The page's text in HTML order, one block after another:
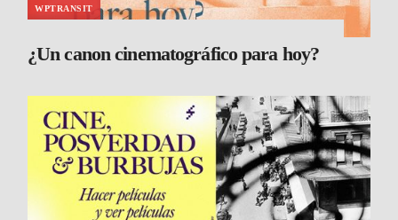
WPTRANSIT
¿Un canon cinematográfico para hoy?